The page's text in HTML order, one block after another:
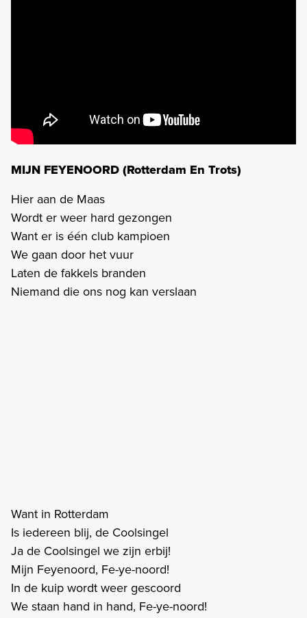
MIJN FEYENOORD (Rotterdam En Trots)
Hier aan de Maas
Wordt er weer hard gezongen
Want er is één club kampioen
We gaan door het vuur
Laten de fakkels branden
Niemand die ons nog kan verslaan
Want in Rotterdam
Is iedereen blij, de Coolsingel
Ja de Coolsingel we zijn erbij!
Mijn Feyenoord, Fe-ye-noord!
In de kuip wordt weer gescoord
We staan hand in hand, Fe-ye-noord!